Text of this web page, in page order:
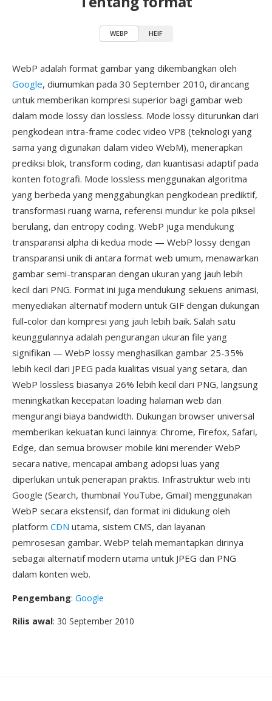
WEBP HEIF
WebP adalah format gambar yang dikembangkan oleh
Google, diumumkan pada 30 September 2010, dirancang
untuk memberikan kompresi superior bagi gambar web
dalam mode lossy dan lossless. Mode lossy diturunkan dari
pengkodean intra-frame codec video VP8 (teknologi yang
sama yang digunakan dalam video WebM), menerapkan
prediksi blok, transform coding, dan kuantisasi adaptif pada
konten fotografi. Mode lossless menggunakan algoritma
yang berbeda yang menggabungkan pengkodean prediktif,
transformasi ruang warna, referensi mundur ke pola piksel
berulang, dan entropy coding. WebP juga mendukung
transparansi alpha di kedua mode — WebP lossy dengan
transparansi unik di antara format web umum, menawarkan
gambar semi-transparan dengan ukuran yang jauh lebih
kecil dari PNG. Format ini juga mendukung sekuens animasi,
menyediakan alternatif modern untuk GIF dengan dukungan
full-color dan kompresi yang jauh lebih baik. Salah satu
keunggulannya adalah pengurangan ukuran file yang
signifikan — WebP lossy menghasilkan gambar 25-35%
lebih kecil dari JPEG pada kualitas visual yang setara, dan
WebP lossless biasanya 26% lebih kecil dari PNG, langsung
meningkatkan kecepatan loading halaman web dan
mengurangi biaya bandwidth. Dukungan browser universal
memberikan kekuatan kunci lainnya: Chrome, Firefox, Safari,
Edge, dan semua browser mobile kini merender WebP
secara native, mencapai ambang adopsi luas yang
diperlukan untuk penerapan praktis. Infrastruktur web inti
Google (Search, thumbnail YouTube, Gmail) menggunakan
WebP secara ekstensif, dan format ini didukung oleh
platform CDN utama, sistem CMS, dan layanan
pemrosesan gambar. WebP telah memantapkan dirinya
sebagai alternatif modern utama untuk JPEG dan PNG
dalam konten web.
Pengembang: Google
Rilis awal: 30 September 2010